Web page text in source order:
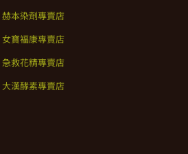
赫本染劑專賣店
女寶福康專賣店
急救花精專賣店
大漢酵素專賣店